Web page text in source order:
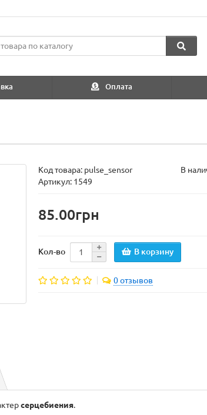
Оплата
Код товара: pulse_sensor
В
Артикул: 1549
85.00грн
Кол-во В корзину
0 отзывов
серцебиения.